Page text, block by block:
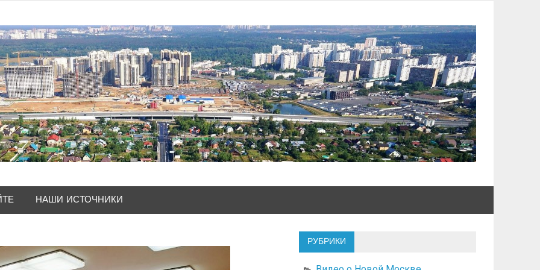
НАШИ ИСТОЧНИКИ
РУБРИКИ